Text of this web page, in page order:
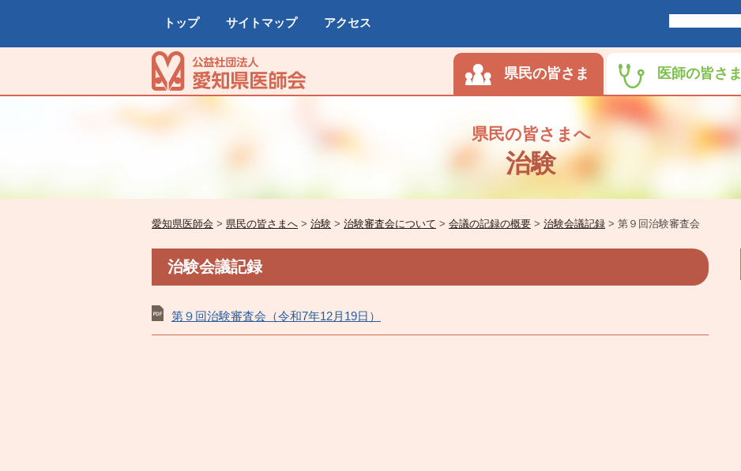
トップ サイトマップ アクセス
県民の皆さま 医師の皆さま
県民の皆さまへ
治験
愛知県医師会 > 県民の皆さまへ > 治験 > 治験審査会について > 会議の記録の概要 > 治験会議記録 > 第９回治験審査会
治験会議記録
第９回治験審査会（令和7年12月19日）